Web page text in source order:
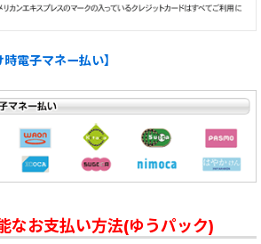
電子マネー払い】
なお支払い方法(ゆうパック)